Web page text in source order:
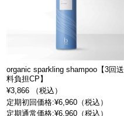
organic sparkling shampoo【3回送
料負担CP】
¥3,866 （税込）
定期初回価格:¥6,960（税込）
定期通常価格:¥6,960（税込）